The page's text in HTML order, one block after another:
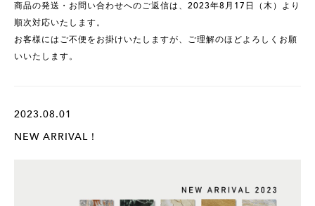
商品の発送・お問い合わせへのご返信は、2023年8月17日（木）より
順次対応いたします。
お客様にはご不便をお掛けいたしますが、ご理解のほどよろしくお願
いいたします。
2023.08.01
NEW ARRIVAL！